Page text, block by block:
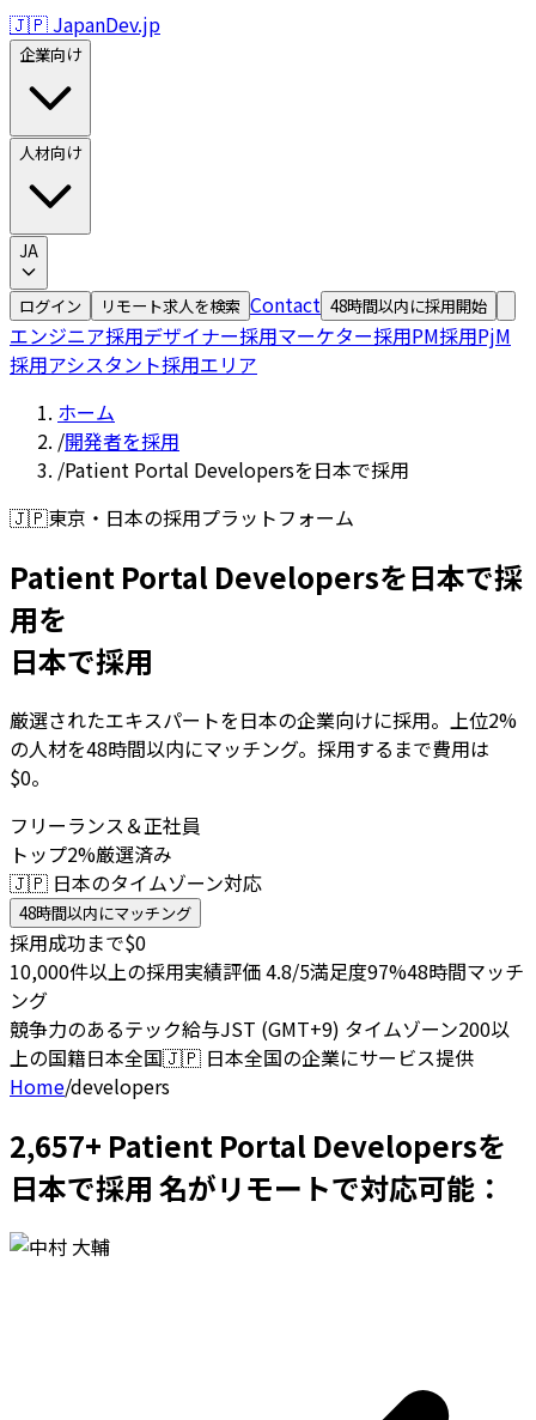
🇯🇵 JapanDev.jp
企業向け
人材向け
JA
ログイン リモート求人を検索 Contact 48時間以内に採用開始
エンジニア採用デザイナー採用マーケター採用PM採用PjM
採用アシスタント採用エリア
ホーム
/開発者を採用
/Patient Portal Developersを日本で採用
🇯🇵東京・日本の採用プラットフォーム
Patient Portal Developersを日本で採
用を
日本で採用
厳選されたエキスパートを日本の企業向けに採用。上位2%
の人材を48時間以内にマッチング。採用するまで費用は
$0。
フリーランス＆正社員
トップ2%厳選済み
🇯🇵 日本のタイムゾーン対応
48時間以内にマッチング
採用成功まで$0
10,000件以上の採用実績評価 4.8/5満足度97%48時間マッチ
ング
競争力のあるテック給与JST (GMT+9) タイムゾーン200以
上の国籍日本全国🇯🇵 日本全国の企業にサービス提供
Home/developers
2,657+ Patient Portal Developersを
日本で採用 名がリモートで対応可能：